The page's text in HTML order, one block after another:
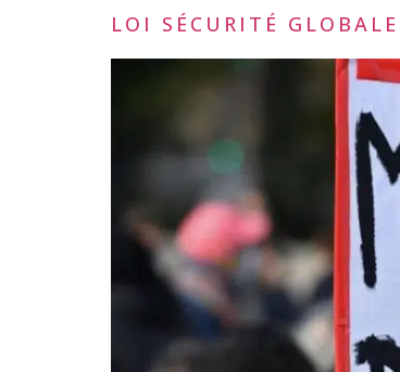
LOI SÉCURITÉ